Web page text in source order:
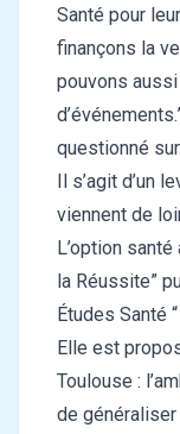
Santé pour
finançons la
pouvons
questionné
Il s’agit d’un
viennent de
L’option
la Réussite”
Études Santé
Elle est
Toulouse :
de